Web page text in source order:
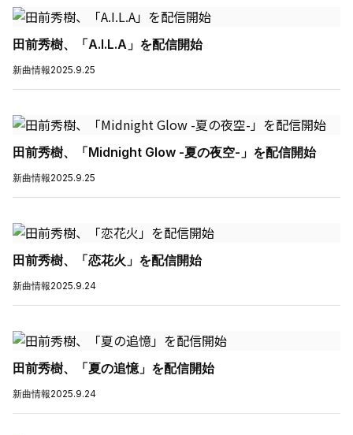
田前秀樹、「A.I.L.A」を配信開始
新曲情報2025.9.25
田前秀樹、「Midnight Glow -夏の夜空-」を配信開始
新曲情報2025.9.25
田前秀樹、「恋花火」を配信開始
新曲情報2025.9.24
田前秀樹、「夏の追憶」を配信開始
新曲情報2025.9.24